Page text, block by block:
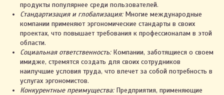
продукты популярнее среди пользователей.
Стандартизация и глобализация:Многие международные
компании применяют эргономические стандарты в своих
проектах, что повышает требования к профессионалам в этой
области.
Социальная ответственность:Компании, заботящиеся о своем
имидже, стремятся создать для своих сотрудников
наилучшие условия труда, что влечет за собой потребность в
услугах эргономистов.
Конкурентные преимущества:Предприятия, применяющие